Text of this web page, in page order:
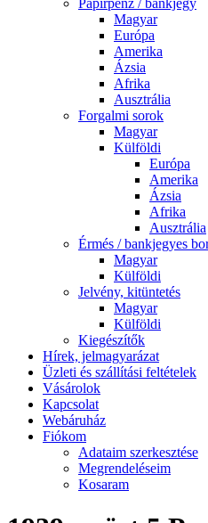
Papírpénz / bankjegy
Magyar
Európa
Amerika
Ázsia
Afrika
Ausztrália
Forgalmi sorok
Magyar
Külföldi
Európa
Amerika
Ázsia
Afrika
Ausztrália
Érmés / bankjegyes
Magyar
Külföldi
Jelvény, kitüntetés
Magyar
Külföldi
Kiegészítők
Hírek, jelmagyarázat
Üzleti és szállítási feltételek
Vásárolok
Kapcsolat
Webáruház
Fiókom
Adataim szerkesztése
Megrendeléseim
Kosaram